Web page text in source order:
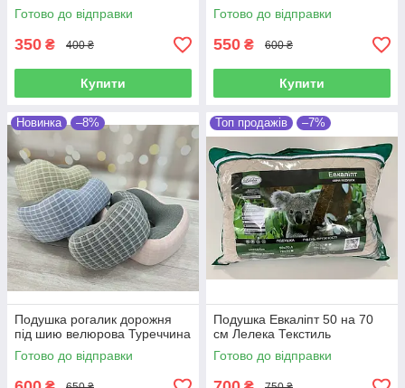
Готово до відправки
350 ₴ 400 ₴
Купити
Готово до відправки
550 ₴ 600 ₴
Купити
Новинка –8%
Подушка рогалик дорожня
під шию велюрова Туреччина
Готово до відправки
Топ продажів –7%
Подушка Евкаліпт 50 на 70
см Лелека Текстиль
Готово до відправки